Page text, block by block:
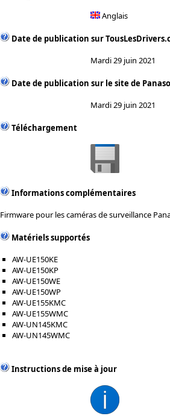
Anglais
Date de publication sur
Mardi 29 juin 2021
Date de publication sur le site de
Mardi 29 juin 2021
Téléchargement
Informations complémentaires
Firmware pour les caméras de surveillance
Matériels supportés
AW-UE150KE
AW-UE150KP
AW-UE150WE
AW-UE150WP
AW-UE155KMC
AW-UE155WMC
AW-UN145KMC
AW-UN145WMC
Instructions de mise à jour